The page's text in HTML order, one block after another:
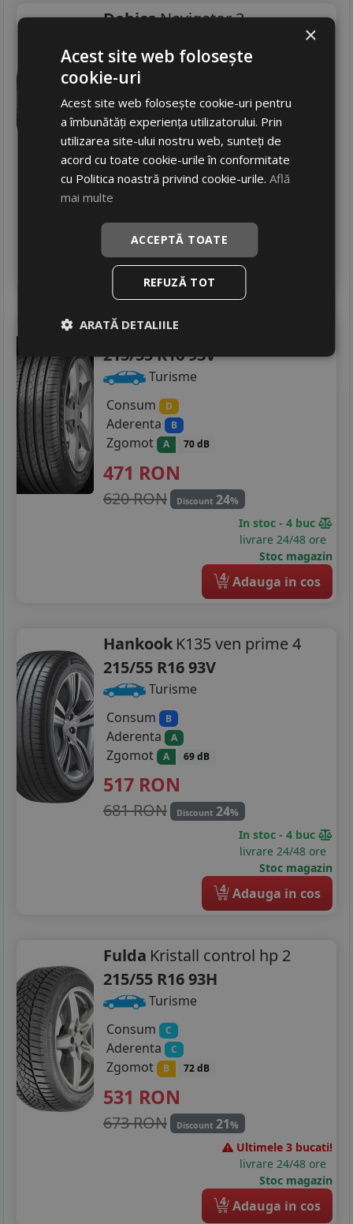
DebicaNavigator 3
Turisme
Aderenta
Zgomot
466RON
600 RON 22
livrare 24/48 ore
4 Adauga in cos
DebicaPresto hp 2
215/55 R16 93V
Turisme
Consum
D
Aderenta B
Zgomot A 70 dB
471 RON
620 RON Discount 24%
In stoc - 4 buc
livrare 24/48 ore
Stoc magazin
4 Adauga in cos
Hankook K135 ven prime 4
215/55 R16 93V
Turisme
Consum
B
Aderenta A
Zgomot A 69 dB
517 RON
681 RON Discount 24%
In stoc - 4 buc
livrare 24/48 ore
Stoc magazin
4 Adauga in cos
Fulda Kristall control hp 2
215/55 R16 93H
Turisme
Consum
C
Aderenta C
Zgomot B 72 dB
531 RON
673 RON Discount 21%
Ultimele 3 bucati!
livrare 24/48 ore
Stoc magazin
4 Adauga in cos
×
Acest site web folosește
cookie-uri
Acest site web folosește cookie-uri pentru
a îmbunătăți experiența utilizatorului. Prin
utilizarea site-ului nostru web, sunteți de
acord cu toate cookie-urile în conformitate
cu Politica noastră privind cookie-urile.Află
mai multe
ACCEPTĂ TOATE
REFUZĂ TOT
ARATĂ DETALIILE